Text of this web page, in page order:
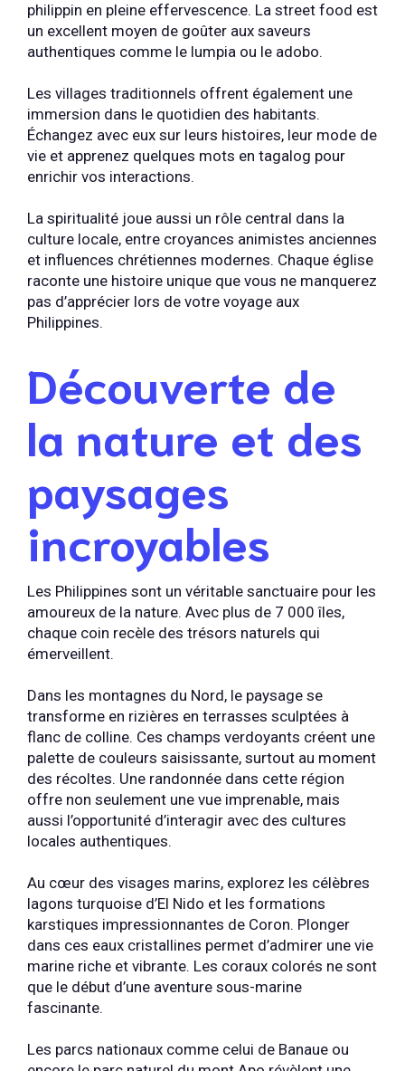
philippin en pleine effervescence. La street food est
un excellent moyen de goûter aux saveurs
authentiques comme le lumpia ou le adobo.
Les villages traditionnels offrent également une
immersion dans le quotidien des habitants.
Échangez avec eux sur leurs histoires, leur mode de
vie et apprenez quelques mots en tagalog pour
enrichir vos interactions.
La spiritualité joue aussi un rôle central dans la
culture locale, entre croyances animistes anciennes
et influences chrétiennes modernes. Chaque église
raconte une histoire unique que vous ne manquerez
pas d’apprécier lors de votre voyage aux
Philippines.
Découverte de
la nature et des
paysages
incroyables
Les Philippines sont un véritable sanctuaire pour les
amoureux de la nature. Avec plus de 7 000 îles,
chaque coin recèle des trésors naturels qui
émerveillent.
Dans les montagnes du Nord, le paysage se
transforme en rizières en terrasses sculptées à
flanc de colline. Ces champs verdoyants créent une
palette de couleurs saisissante, surtout au moment
des récoltes. Une randonnée dans cette région
offre non seulement une vue imprenable, mais
aussi l’opportunité d’interagir avec des cultures
locales authentiques.
Au cœur des visages marins, explorez les célèbres
lagons turquoise d’El Nido et les formations
karstiques impressionnantes de Coron. Plonger
dans ces eaux cristallines permet d’admirer une vie
marine riche et vibrante. Les coraux colorés ne sont
que le début d’une aventure sous-marine
fascinante.
Les parcs nationaux comme celui de Banaue ou